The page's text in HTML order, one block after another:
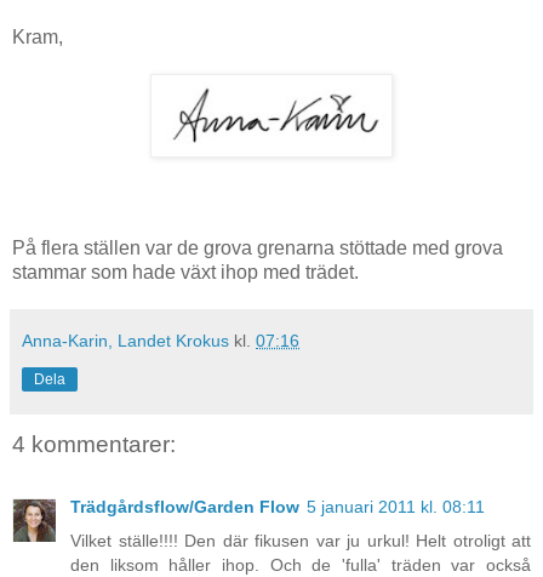
Kram,
På flera ställen var de grova grenarna stöttade med grova
stammar som hade växt ihop med trädet.
Anna-Karin, Landet Krokus kl. 07:16
Dela
4 kommentarer:
Trädgårdsflow/Garden Flow 5 januari 2011 kl. 08:11
Vilket ställe!!!! Den där fikusen var ju urkul! Helt otroligt att
den liksom håller ihop. Och de 'fulla' träden var också